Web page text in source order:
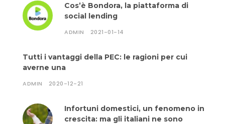
Cos’è Bondora, la piattaforma di
social lending
ADMIN 2021-01-14
Tutti i vantaggi della PEC: le ragioni per cui
averne una
ADMIN 2020-12-21
Infortuni domestici, un fenomeno in
crescita: ma gli italiani ne sono